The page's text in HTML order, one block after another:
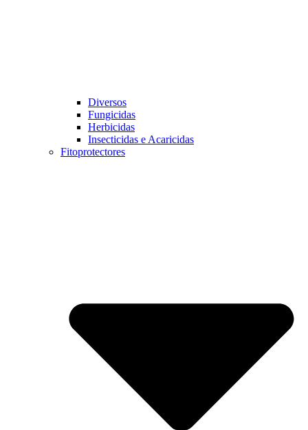
Diversos
Fungicidas
Herbicidas
Insecticidas e Acaricidas
Fitoprotectores